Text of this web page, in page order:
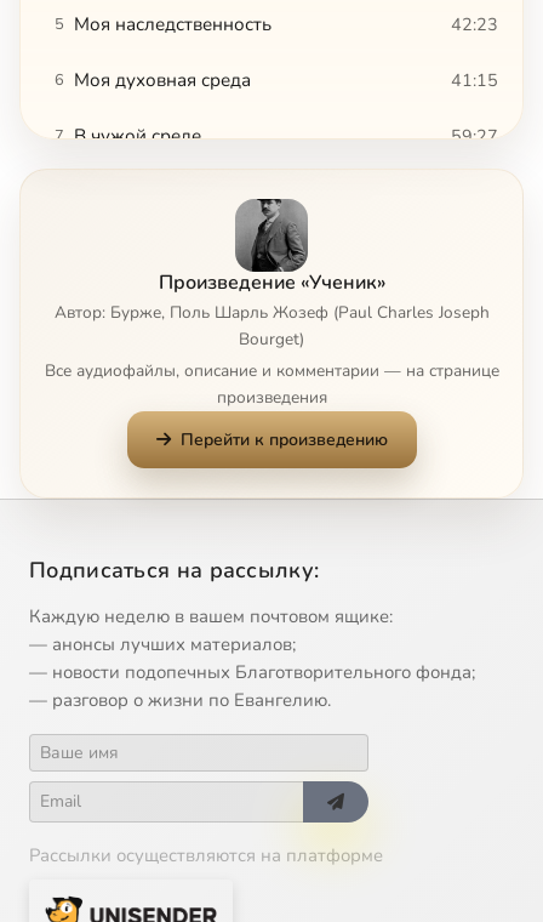
5 Моя наследственность 42:23
6 Моя духовная среда 41:15
7 В чужой среде 59:27
10 Третий кризис 56:48
11 Заключение
В вихре мыслей
Граф Андре 35:38
Произведение «Ученик»
Автор: Бурже, Поль Шарль Жозеф (Paul Charles Joseph
Bourget)
Все аудиофайлы, описание и комментарии — на странице
произведения
Перейти к произведению
Подписаться на рассылку:
Каждую неделю в вашем почтовом ящике:
— анонсы лучших материалов;
— новости подопечных Благотворительного фонда;
— разговор о жизни по Евангелию.
Рассылки осуществляются на платформе